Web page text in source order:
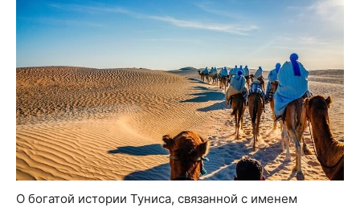
О богатой истории Туниса, связанной с именем